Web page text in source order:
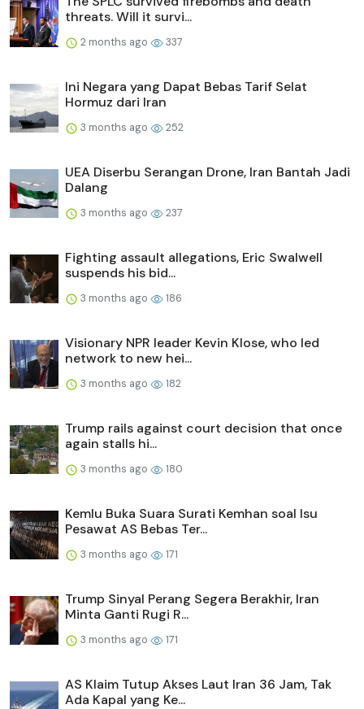
threats. Will it survi...
2 months ago 337
Ini Negara yang Dapat Bebas Tarif Selat
Hormuz dari Iran
3 months ago 252
UEA Diserbu Serangan Drone, Iran Bantah Jadi
Dalang
3 months ago 237
Fighting assault allegations, Eric Swalwell
suspends his bid...
3 months ago 186
Visionary NPR leader Kevin Klose, who led
network to new hei...
3 months ago 182
Trump rails against court decision that once
again stalls hi...
3 months ago 180
Kemlu Buka Suara Surati Kemhan soal Isu
Pesawat AS Bebas Ter...
3 months ago 171
Trump Sinyal Perang Segera Berakhir, Iran
Minta Ganti Rugi R...
3 months ago 171
AS Klaim Tutup Akses Laut Iran 36 Jam, Tak
Ada Kapal yang Ke...